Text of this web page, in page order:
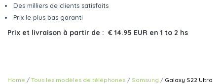
Des milliers de clients satisfaits
Prix le plus bas garanti
Prix et livraison à partir de : € 14.95 EUR en 1 to 2 hs
Home Tous les modèles de téléphones Samsung Galaxy S22 Ultra